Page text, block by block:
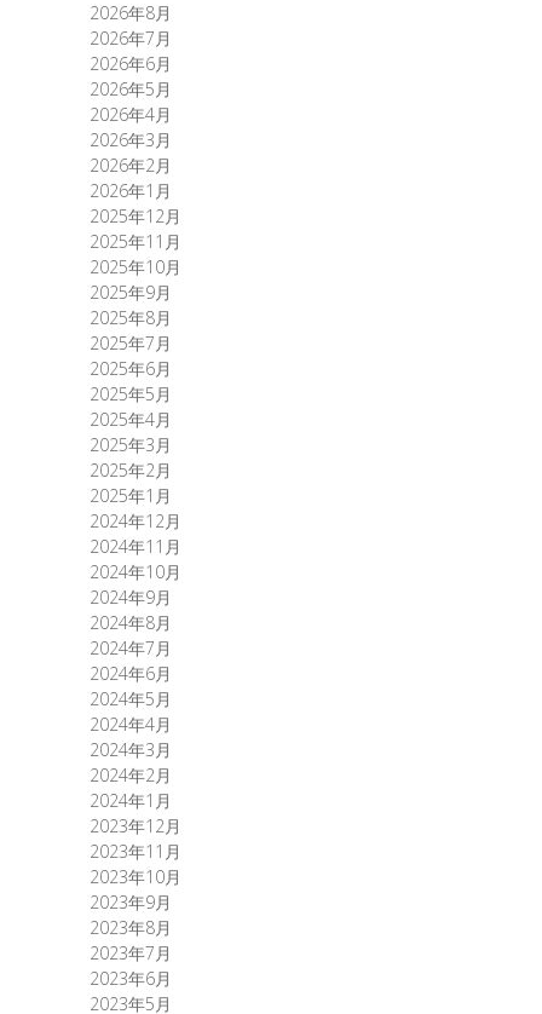
2026年8月
2026年7月
2026年6月
2026年5月
2026年4月
2026年3月
2026年2月
2026年1月
2025年12月
2025年11月
2025年10月
2025年9月
2025年8月
2025年7月
2025年6月
2025年5月
2025年4月
2025年3月
2025年2月
2025年1月
2024年12月
2024年11月
2024年10月
2024年9月
2024年8月
2024年7月
2024年6月
2024年5月
2024年4月
2024年3月
2024年2月
2024年1月
2023年12月
2023年11月
2023年10月
2023年9月
2023年8月
2023年7月
2023年6月
2023年5月